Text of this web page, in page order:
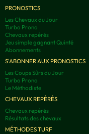
PRONOSTICS
Les Chevaux du Jour
Turbo Prono
Chevaux repérés
Jeu simple gagnant Quinté
Abonnements
S'ABONNER AUX PRONOSTICS
Les Coups Sûrs du Jour
Turbo Prono
Le Méthodiste
CHEVAUX REPÉRÉS
Chevaux repérés
Résultats des chevaux
MÉTHODES TURF